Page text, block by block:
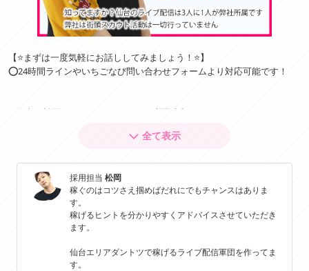
【⭐️まずは一度気軽にお話ししてみましょう！⭐️】
⭕️24時間ラインやいちごなび問い合わせフォームより対応可能です！
✅️代表の松岡またはスタッフより12時間以内に
応募者全員に必ずご挨拶の簡単なメッセージをさせて頂きます！
毎日のお給与が安心の日払い★
----------------------
夜：21：00～0：00：平均5万円
昼：12：00～17：00：平均4万円
※記載は3時間程度の勤務の場合の給与です。
全て表示
採用担当松岡
稼ぐのはコツさえ掴めばだれにでもチャンスはありま
す。
稼げるヒントを分かりやすくアドバイスさせていただき
ます。
仙台エリアダントツで稼げるライブ配信軍団を作ってま
す。